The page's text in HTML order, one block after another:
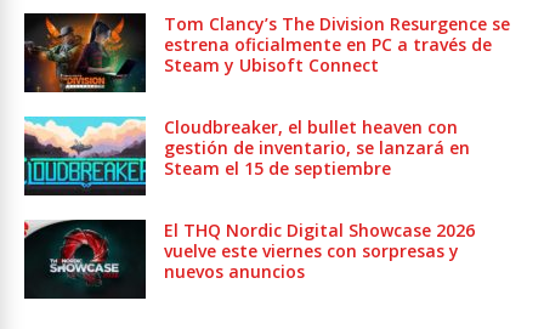
Tom Clancy’s The Division Resurgence se
estrena oficialmente en PC a través de
Steam y Ubisoft Connect
Cloudbreaker, el bullet heaven con
gestión de inventario, se lanzará en
Steam el 15 de septiembre
El THQ Nordic Digital Showcase 2026
vuelve este viernes con sorpresas y
nuevos anuncios